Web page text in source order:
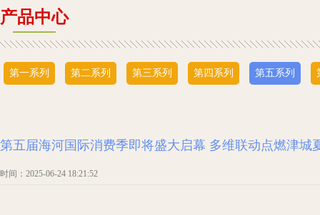
产品中心
第一系列 第二系列 第三系列 第四系列 第五系列
第五届海河国际消费季即将盛大启幕 多维联动点燃津城
时间：2025-06-24 18:21:52